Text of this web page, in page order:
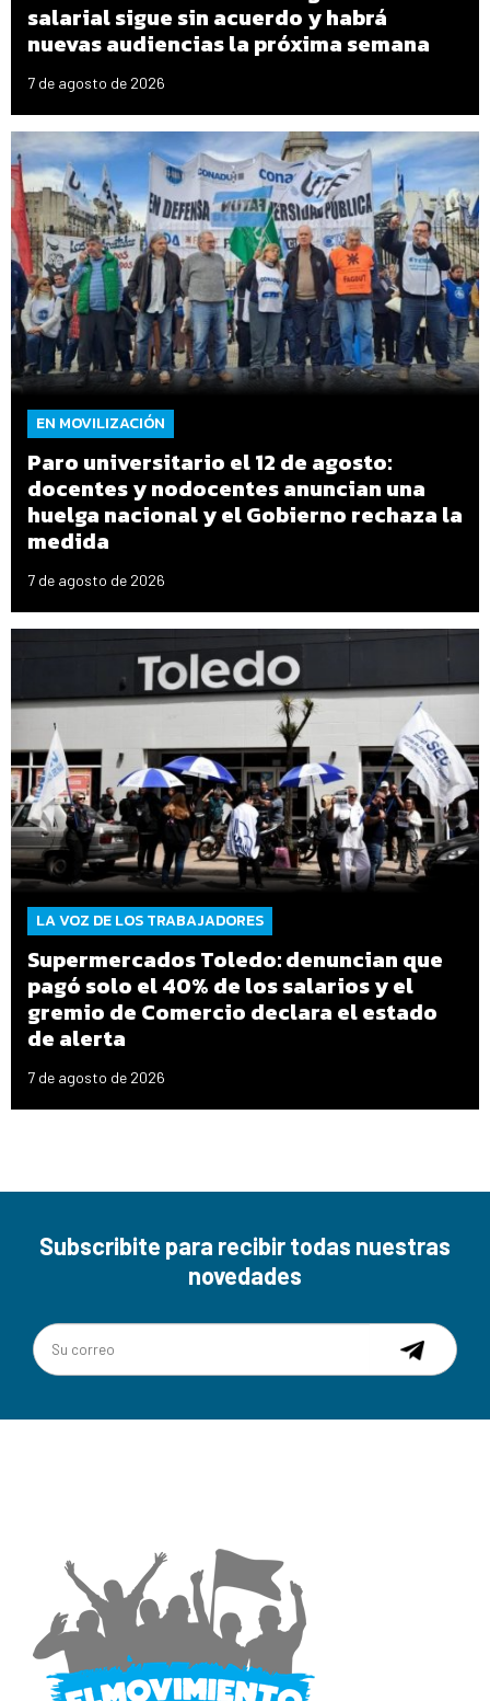
salarial sigue sin acuerdo y habrá
nuevas audiencias la próxima semana
7 de agosto de 2026
EN MOVILIZACIÓN
Paro universitario el 12 de agosto:
docentes y nodocentes anuncian una
huelga nacional y el Gobierno rechaza la
medida
7 de agosto de 2026
LA VOZ DE LOS TRABAJADORES
Supermercados Toledo: denuncian que
pagó solo el 40% de los salarios y el
gremio de Comercio declara el estado
de alerta
7 de agosto de 2026
Subscribite para recibir todas nuestras
novedades